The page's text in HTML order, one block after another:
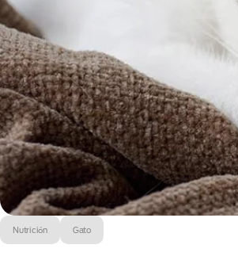
Nutrición Gato